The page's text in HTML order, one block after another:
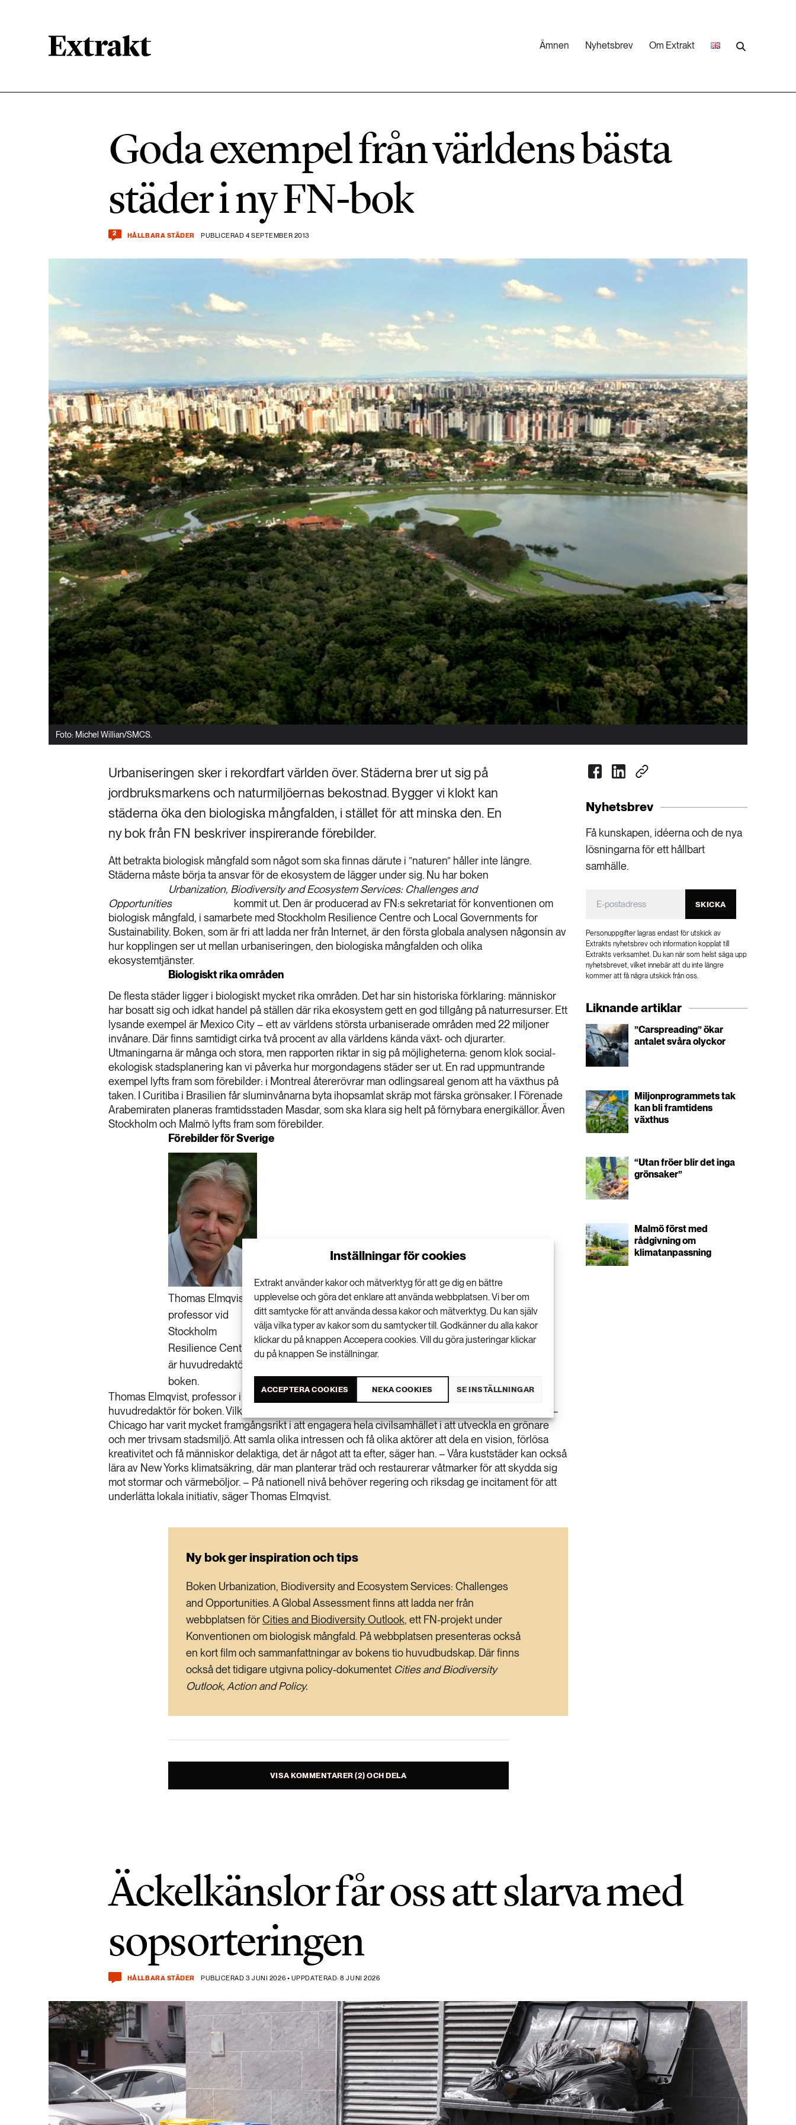
Inställningar för cookies
Extrakt använder kakor och mätverktyg för att ge dig en bättre
upplevelse och göra det enklare att använda webbplatsen. Vi ber om
ditt samtycke för att använda dessa kakor och mätverktyg. Du kan själv
välja vilka typer av kakor som du samtycker till. Godkänner du alla kakor
klickar du på knappen Accepera cookies. Vill du göra justeringar klickar
du på knappen Se inställningar.
ACCEPTERA COOKIES NEKA COOKIES SE INSTÄLLNINGAR
Ämnen Nyhetsbrev Om Extrakt
Kemikalier Klimat Landsbygd
Livsstil & konsumtion
612 ARTIKLAR
Mat & jordbruk
Social hållbarhet Transport Vatten
Goda exempel från världens bästa
städer i ny FN-bok
2 HÅLLBARA STÄDER PUBLICERAD 4 SEPTEMBER 2013
Foto: Michel Willian/SMCS.
Urbaniseringen sker i rekordfart världen över. Städerna brer ut sig på
jordbruksmarkens och naturmiljöernas bekostnad. Bygger vi klokt kan
städerna öka den biologiska mångfalden, i stället för att minska den. En
ny bok från FN beskriver inspirerande förebilder.
Att betrakta biologisk mångfald som något som ska finnas därute i ”naturen” håller inte längre.
Städerna måste börja ta ansvar för de ekosystem de lägger under sig. Nu har boken
Urbanization, Biodiversity and Ecosystem Services: Challenges and
Opportunities
kommit ut. Den är producerad av FN:s sekretariat för konventionen om
biologisk mångfald, i samarbete med Stockholm Resilience Centre och Local Governments for
Sustainability. Boken, som är fri att ladda ner från Internet, är den första globala analysen någonsin av
hur kopplingen ser ut mellan urbaniseringen, den biologiska mångfalden och olika
ekosystemtjänster.
Biologiskt rika områden
De flesta städer ligger i biologiskt mycket rika områden. Det har sin historiska förklaring: människor
har bosatt sig och idkat handel på ställen där rika ekosystem gett en god tillgång på naturresurser. Ett
lysande exempel är Mexico City – ett av världens största urbaniserade områden med 22 miljoner
invånare. Där finns samtidigt cirka två procent av alla världens kända växt- och djurarter.
Utmaningarna är många och stora, men rapporten riktar in sig på möjligheterna: genom klok social-
ekologisk stadsplanering kan vi påverka hur morgondagens städer ser ut. En rad uppmuntrande
exempel lyfts fram som förebilder: i Montreal återerövrar man odlingsareal genom att ha växthus på
taken. I Curitiba i Brasilien får sluminvånarna byta ihopsamlat skräp mot färska grönsaker. I Förenade
Arabemiraten planeras framtidsstaden Masdar, som ska klara sig helt på förnybara energikällor. Även
Stockholm och Malmö lyfts fram som förebilder.
Förebilder för Sverige
Thomas Elmqvist,
professor vid
Stockholm
Resilience Centre,
är huvudredaktör för
boken.
Thomas Elmqvist, professor i naturresurshållning vid Stockholm Resilience Centre, är
huvudredaktör för boken. Vilka internationella exempel tycker han att svenska städer kan lära av? –
Chicago har varit mycket framgångsrikt i att engagera hela civilsamhället i att utveckla en grönare
och mer trivsam stadsmiljö. Att samla olika intressen och få olika aktörer att dela en vision, förlösa
kreativitet och få människor delaktiga, det är något att ta efter, säger han. – Våra kuststäder kan också
lära av New Yorks klimatsäkring, där man planterar träd och restaurerar våtmarker för att skydda sig
mot stormar och värmeböljor. – På nationell nivå behöver regering och riksdag ge incitament för att
underlätta lokala initiativ, säger Thomas Elmqvist.
Ny bok ger inspiration och tips
Boken Urbanization, Biodiversity and Ecosystem Services: Challenges
and Opportunities.A Global Assessmentfinns att ladda ner från
webbplatsen förCities and Biodiversity Outlook, ett FN-projekt under
Konventionen om biologisk mångfald. På webbplatsen presenteras också
en kort film och sammanfattningar av bokens tio huvudbudskap. Där finns
också det tidigare utgivna policy-dokumentetCities and Biodiversity
Outlook, Action and Policy.
VISA KOMMENTARER (2) OCH DELA
Nyhetsbrev
Få kunskapen, idéerna och de nya
lösningarna för ett hållbart
samhälle.
SKICKA
Personuppgifter lagras endast för utskick av
Extrakts nyhetsbrev och information kopplat till
Extrakts verksamhet. Du kan när som helst säga upp
nyhetsbrevet, vilket innebär att du inte längre
kommer att få några utskick från oss.
Liknande artiklar
”Carspreading” ökar
antalet svåra olyckor
Miljonprogrammets tak
kan bli framtidens
växthus
“Utan fröer blir det inga
grönsaker”
Malmö först med
rådgivning om
klimatanpassning
Äckelkänslor får oss att slarva med
sopsorteringen
HÅLLBARA STÄDER PUBLICERAD 3 JUNI 2026 • UPPDATERAD: 8 JUNI 2026